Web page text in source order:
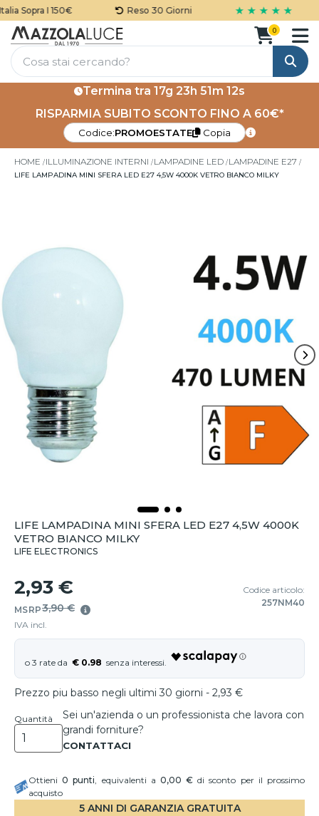
Sopra I 150€ Reso 30 Giorni ★ ★ ★ ★ ★
Cerca
0
Termina tra17g 23h 51m 11s
RISPARMIA SUBITO SCONTO FINO A 60€*
Codice:PROMOESTATE Copia
HOME ILLUMINAZIONE INTERNI LAMPADINE LED LAMPADINE E27
LIFE LAMPADINA MINI SFERA LED E27 4,5W 4000K VETRO BIANCO MILKY
LIFE LAMPADINA MINI SFERA LED E27 4,5W 4000K
VETRO BIANCO MILKY
LIFE ELECTRONICS
2,93 €
MSRP3,90 €
IVA incl.
Codice articolo:
257NM40
€ 0.98
Prezzo piu basso negli ultimi 30 giorni - 2,93 €
Quantità
Sei un'azienda o un professionista che lavora con
grandi forniture?
Ottieni0 punti, equivalenti a 0,00 € di sconto per il prossimo
acquisto
5 ANNI DI GARANZIA GRATUITA